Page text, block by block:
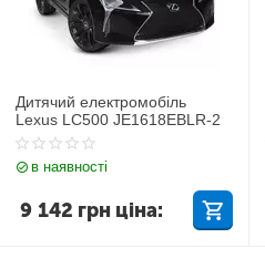
Дитячий електромобіль
Lexus LC500 JE1618EBLR-2
в наявності
9 142 грн ціна: